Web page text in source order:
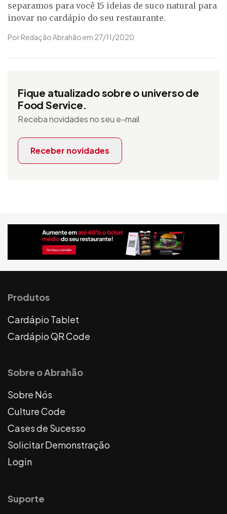
separamos para você 15 ideias de suco natural para
inovar no cardápio do seu restaurante.
Por Redação Abrahão em 27/11/2020
Fique atualizado sobre o universo de
Food Service.
Receba novidades no seu e-mail
Receber novidades
Produtos
Cardápio Tablet
Cardápio QR Code
Sobre o Abrahão
Sobre Nós
Culture Code
Cases de Sucesso
Solicitar Demonstração
Login
Suporte